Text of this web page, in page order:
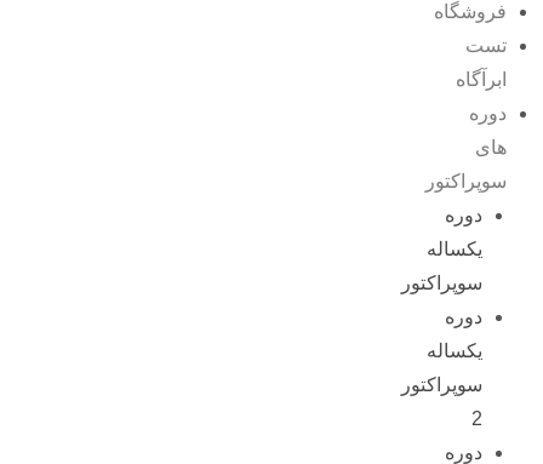
فروشگاه
تست
ابرآگاه
دوره
های
سوپراکتور
دوره
یکساله
سوپراکتور
دوره
یکساله
سوپراکتور
2
دوره